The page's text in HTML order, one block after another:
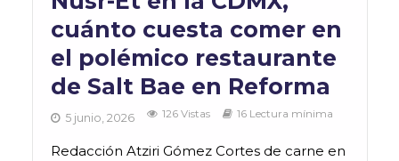
cuánto cuesta comer en
el polémico restaurante
de Salt Bae en Reforma
5 junio, 2026 126 Vistas 16 Lectura mínima
Redacción Atziri Gómez Cortes de carne en